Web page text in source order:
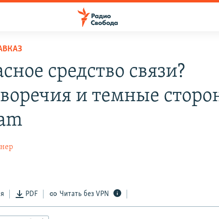
средство связи?
и темные
PDF Читать без VPN